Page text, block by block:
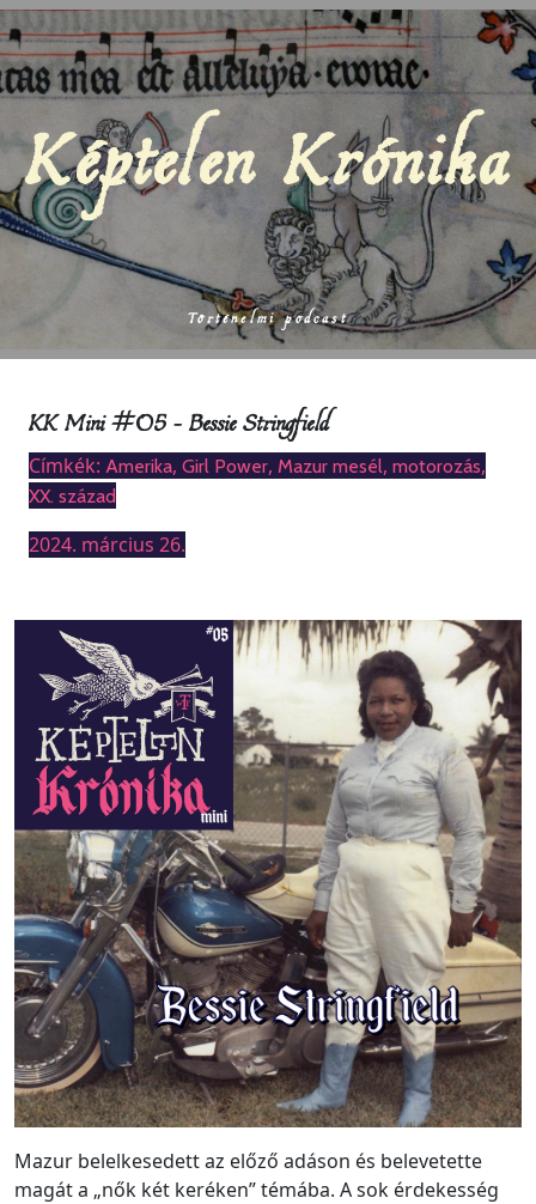
Képtelen Krónika
Történelmi podcast
KK Mini #05 – Bessie Stringfield
Címkék: Amerika, Girl Power, Mazur mesél, motorozás,
XX. század
2024. március 26.
Mazur belelkesedett az előző adáson és belevetette
magát a „nők két keréken” témába. A sok érdekesség